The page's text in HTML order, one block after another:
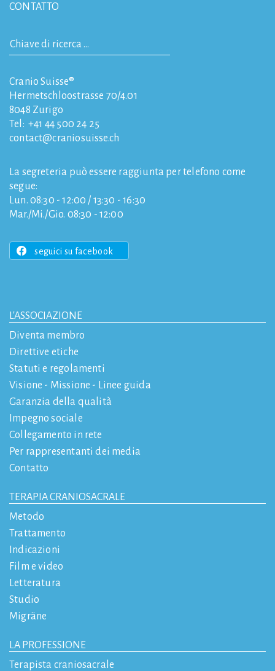
CONTATTO
Cranio Suisse®
Hermetschloostrasse 70/4.01
8048 Zurigo
Tel: +41 44 500 24 25
contact
craniosuisse.ch
La segreteria può essere raggiunta per telefono come
segue:
Lun. 08:30 - 12:00 / 13:30 - 16:30
Mar./Mi./Gio. 08:30 - 12:00
seguici su facebook
L'ASSOCIAZIONE
Diventa membro
Direttive etiche
Statuti e regolamenti
Visione - Missione - Linee guida
Garanzia della qualità
Impegno sociale
Collegamento in rete
Per rappresentanti dei media
Contatto
TERAPIA CRANIOSACRALE
Metodo
Trattamento
Indicazioni
Film e video
Letteratura
Studio
Migräne
LA PROFESSIONE
Terapista craniosacrale